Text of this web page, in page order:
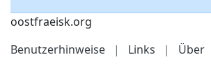
oostfraeisk.org
Benutzerhinweise
| Links | Über